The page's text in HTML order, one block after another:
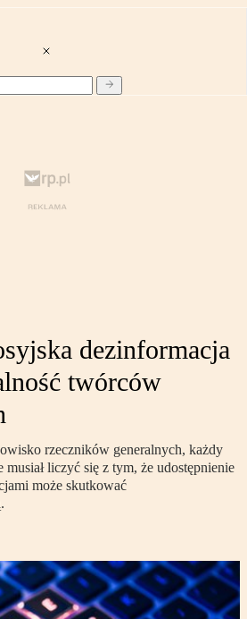
dezinformacja
twórców
rzeczników generalnych, każdy
liczyć się z tym, że udostępnienie
może skutkować